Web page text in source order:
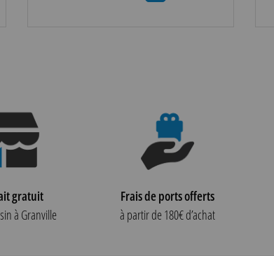
gratuit
à Granville
Frais de ports offerts
à partir de 180€ d’achat